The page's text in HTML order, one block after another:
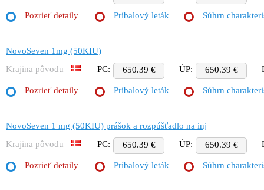
Pozrieť detaily Príbalový leták Súhrn
NovoSeven 1mg (50KIU)
Krajina pôvodu
PC: 650.39 € ÚP: 650.39 €
Pozrieť detaily Príbalový leták Súhrn
NovoSeven 1 mg (50KIU) prášok a rozpúšťadlo na inj
Krajina pôvodu
PC: 650.39 € ÚP: 650.39 €
Pozrieť detaily Príbalový leták Súhrn